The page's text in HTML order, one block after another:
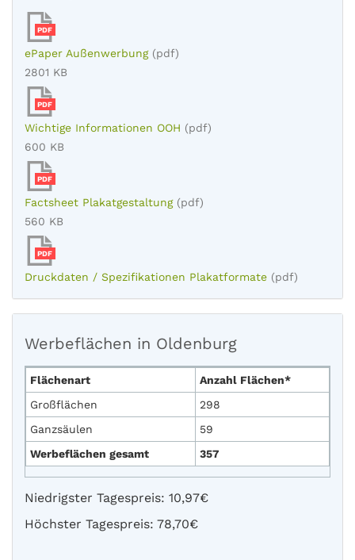
PDF
ePaper Außenwerbung (pdf)
2801 KB
PDF
Wichtige Informationen OOH (pdf)
600 KB
PDF
Factsheet Plakatgestaltung (pdf)
560 KB
PDF
Druckdaten / Spezifikationen Plakatformate (pdf)
Werbeflächen in Oldenburg
Flächenart
Anzahl Flächen*
Großflächen
298
Ganzsäulen
59
Werbeflächen gesamt
357
Niedrigster Tagespreis: 10,97€
Höchster Tagespreis: 78,70€